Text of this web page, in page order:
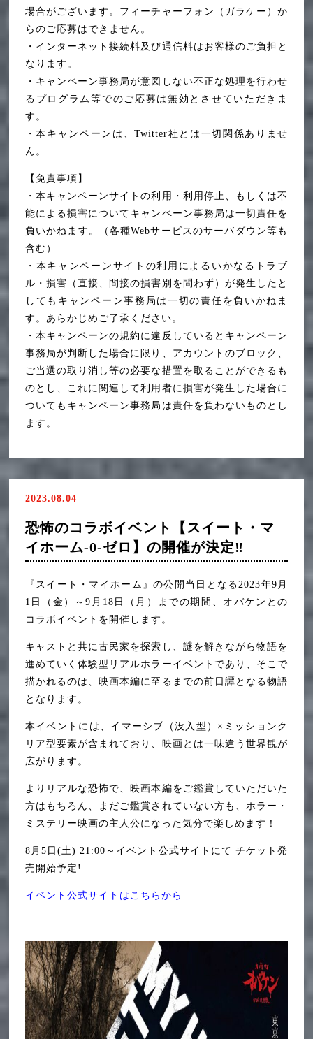
場合がございます。フィーチャーフォン（ガラケー）か
らのご応募はできません。
・インターネット接続料及び通信料はお客様のご負担と
なります。
・キャンペーン事務局が意図しない不正な処理を行わせ
るプログラム等でのご応募は無効とさせていただきま
す。
・本キャンペーンは、Twitter社とは一切関係ありませ
ん。
【免責事項】
・本キャンペーンサイトの利用・利用停止、もしくは不
能による損害についてキャンペーン事務局は一切責任を
負いかねます。（各種Webサービスのサーバダウン等も
含む）
・本キャンペーンサイトの利用によるいかなるトラブ
ル・損害（直接、間接の損害別を問わず）が発生したと
してもキャンペーン事務局は一切の責任を負いかねま
す。あらかじめご了承ください。
・本キャンペーンの規約に違反しているとキャンペーン
事務局が判断した場合に限り、アカウントのブロック、
ご当選の取り消し等の必要な措置を取ることができるも
のとし、これに関連して利用者に損害が発生した場合に
ついてもキャンペーン事務局は責任を負わないものとし
ます。
2023.08.04
恐怖のコラボイベント【スイート・マ
イホーム-0-ゼロ】の開催が決定‼
『スイート・マイホーム』の公開当日となる2023年9月
1日（金）～9月18日（月）までの期間、オバケンとの
コラボイベントを開催します。
キャストと共に古民家を探索し、謎を解きながら物語を
進めていく体験型リアルホラーイベントであり、そこで
描かれるのは、映画本編に至るまでの前日譚となる物語
となります。
本イベントには、イマーシブ（没入型）×ミッションク
リア型要素が含まれており、映画とは⼀味違う世界観が
広がります。
よりリアルな恐怖で、映画本編をご鑑賞していただいた
方はもちろん、まだご鑑賞されていない方も、ホラー・
ミステリー映画の主人公になった気分で楽しめます！
8月5日(土) 21:00～イベント公式サイトにて チケット発
売開始予定!
イベント公式サイトはこちらから